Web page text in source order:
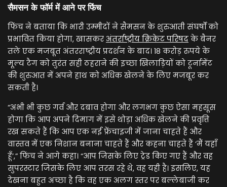
सैमसन के फॉर्म में आने पर फिंच
फिंच ने बताया कि भारी उम्मीदों ने सैमसन के शुरुआती संघर्षों को
प्रभावित किया होगा, खासकर अंतर्राष्ट्रीय क्रिकेट परिषद के बैनर
तले एक मजबूत अंतरराष्ट्रीय प्रदर्शन के बाद। 18 करोड़ रुपये के
मूल्य टैग को तुरंत सही ठहराने की इच्छा खिलाड़ियों को टूर्नामेंट
की शुरुआत में अपने हाथ को अधिक खेलने के लिए मजबूर कर
सकती है।
“अभी भी कुछ गर्व और दबाव होगा और लगभग कुछ ऐसा महसूस
होगा कि आप अपने दिमाग में इसे थोड़ा अधिक खेलने की प्रवृत्ति
रख सकते हैं कि आप एक नई फ्रेंचाइजी में जाना चाहते हैं और
वास्तव में एक निशान बनाना चाहते हैं और कहना चाहते हैं ‘मैं यहाँ
हूँ’,” फिंच ने आगे कहा। “आप जिसके लिए ट्रेड किए गए हैं और वह
सुपरस्टार जिसके लिए आप तरस रहे थे, वह यही है। इसलिए, यह
देखना बहुत अच्छा है कि वह एक अलग स्तर पर बल्लेबाजी कर